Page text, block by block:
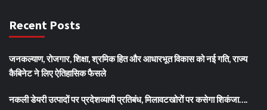
Recent Posts
जनकल्याण, रोजगार, शिक्षा, श्रमिक हित और आधारभूत विकास को नई गति, राज्य
कैबिनेट ने लिए ऐतिहासिक फैसले
नकली डेयरी उत्पादों पर प्रदेशव्यापी प्रतिबंध, मिलावटखोरों पर कसेगा शिकंजा….